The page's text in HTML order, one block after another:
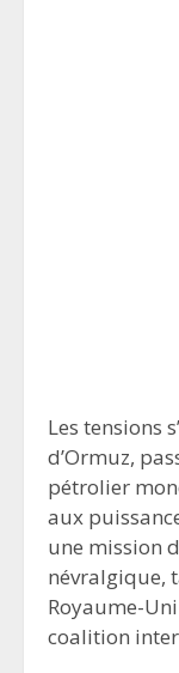
Les tensions
d’Ormuz,
pétrolier
aux
une mission
névralgique,
Royaume-
coalition